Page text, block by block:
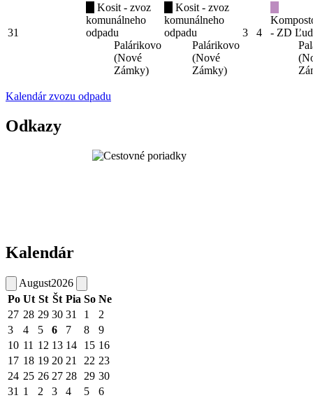
31
Kosit - zvoz
komunálneho
odpadu
Palárikovo
(Nové
Zámky)
Kosit - zvoz
komunálneho
odpadu
Palárikovo
(Nové
Zámky)
3 4
- ZD
Kalendár zvozu odpadu
Odkazy
Kalendár
August2026
Po Ut St Št Pia So Ne
27 28 29 30 31 1
2
3
4 5 6 7 8
9
10 11 12 13 14 15 16
17 18 19 20 21 22 23
24 25 26 27 28 29 30
31 1 2 3 4 5 6